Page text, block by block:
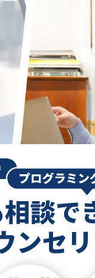
談で
ンセ